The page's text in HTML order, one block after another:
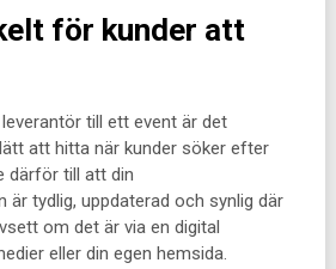
för kunder att
till ett event är det
att hitta när kunder söker efter
därför till att din
tydlig, uppdaterad och synlig där
om det är via en digital
eller din egen hemsida.